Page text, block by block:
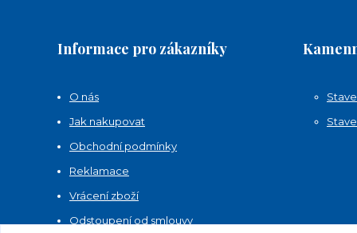
Informace pro zákazníky
O nás
Jak nakupovat
Obchodní podmínky
Reklamace
Vrácení zboží
Odstoupení od smlouvy